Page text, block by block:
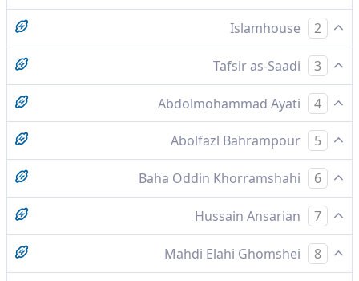
2
پس [ای پیامبر،] هیچ معبودی را با الله مخوان، که
عذاب خواهی شد.
3
Please check ayah 26:216 for complete
tafsir.
4
پس با خداى يكتا خداى ديگرى را مخوان تا مباد در شمار
مستحقان عذاب درآيى
5
پس با خدا معبودى ديگر مخوان كه از عذاب شدگان
مى‌گردى
6
پس در جنب خداوند خدایی دیگر [به نیایش‌] مخوان که
از عذاب دیدگان خواهی شد
7
پس با خدا معبودی دیگر را مپرست، که از عذاب
8